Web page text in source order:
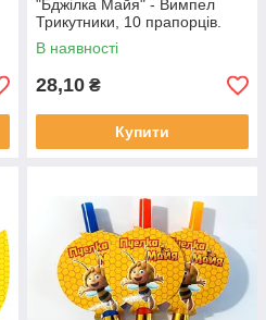
"Бджілка Майя" - Вимпел
Трикутники, 10 прапорців.
В наявності
28,10 ₴
Купити